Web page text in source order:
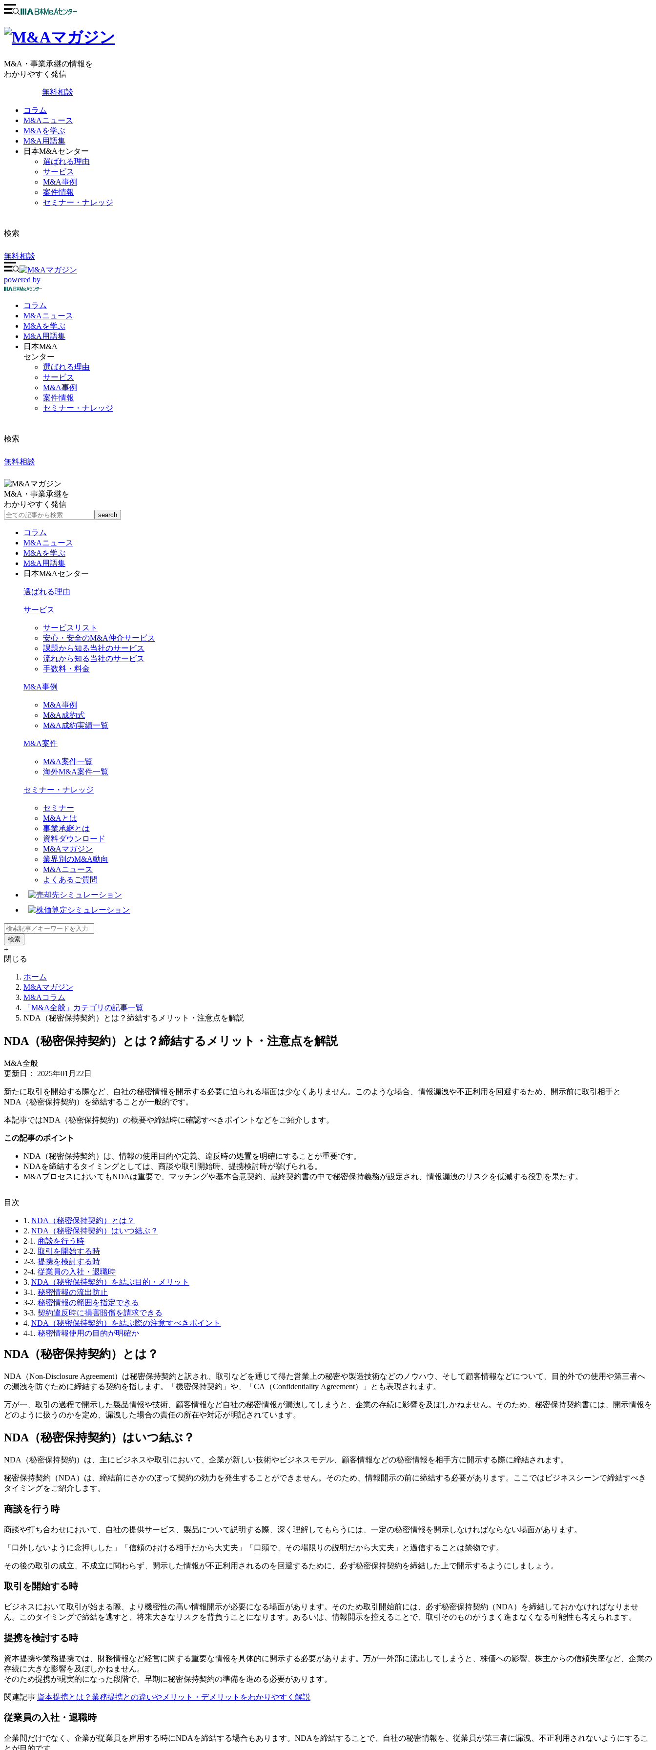
M&A・事業承継の情報を
わかりやすく発信
無料相談
コラム
M&Aニュース
M&Aを学ぶ
M&A用語集
日本M&Aセンター
選ばれる理由
サービス
M&A事例
案件情報
セミナー・ナレッジ
検索
無料相談
powered by
コラム
M&Aニュース
M&Aを学ぶ
M&A 用語集
日本M&A
センター
選ばれる理由
サービス
M&A事例
案件情報
セミナー・ナレッジ
検索
無料相談
M&A・事業承継を
わかりやすく発信
コラム
M&Aニュース
M&Aを学ぶ
M&A用語集
日本M&Aセンター
選ばれる理由
サービス
サービスリスト
安心・安全のM&A仲介サービス
課題から知る当社のサービス
流れから知る当社のサービス
手数料・料金
M&A事例
M&A事例
M&A成約式
M&A成約実績一覧
M&A案件
M&A案件一覧
海外M&A案件一覧
セミナー・ナレッジ
セミナー
M&Aとは
事業承継とは
資料ダウンロード
M&Aマガジン
業界別のM&A動向
M&Aニュース
よくあるご質問
+
閉じる
ホーム
M&Aマガジン
M&Aコラム
「M&A全般」カテゴリの記事一覧
NDA（秘密保持契約）とは？締結するメリット・注意点を解説
NDA（秘密保持契約）とは？締結するメリット・注意点を解説
M&A全般
更新日： 2025年01月22日
新たに取引を開始する際など、自社の秘密情報を開示する必要に迫られる場面は少なくありません。このような場合、情報漏洩や不正利用を回避するため、開示前に取引相手と
NDA（秘密保持契約）を締結することが一般的です。
本記事ではNDA（秘密保持契約）の概要や締結時に確認すべきポイントなどをご紹介します。
この記事のポイント
NDA（秘密保持契約）は、情報の使用目的や定義、違反時の処置を明確にすることが重要です。
NDAを締結するタイミングとしては、商談や取引開始時、提携検討時が挙げられる。
M&AプロセスにおいてもNDAは重要で、マッチングや基本合意契約、最終契約書の中で秘密保持義務が設定され、情報漏洩のリスクを低減する役割を果たす。
⽬次
1. NDA（秘密保持契約）とは？
2. NDA（秘密保持契約）はいつ結ぶ？
2-1. 商談を行う時
2-2. 取引を開始する時
2-3. 提携を検討する時
2-4. 従業員の入社・退職時
3. NDA（秘密保持契約）を結ぶ目的・メリット
3-1. 秘密情報の流出防止
3-2. 秘密情報の範囲を指定できる
3-3. 契約違反時に損害賠償を請求できる
4. NDA（秘密保持契約）を結ぶ際の注意すべきポイント
4-1. 秘密情報使用の目的が明確か
4-3.契約違反が生じた場合の対応が明確か
5.NDA（秘密保持契約）を結ぶ主な流れ
6.NDA（秘密保持契約）で定める主な事項
6-2.目的外利用の禁止
6-3.秘密情報の返還・破棄
6-5.その他の一般条項
M&AにおけるNDA（秘密保持契約）の重要性
7-1.マッチング
7-2.
基本合意契約
7-3.最終契約
8.NDA（秘密保持契約）は専門家の協力が不可欠
NDA（秘密保持契約）とは？
NDA（Non-Disclosure Agreement）は秘密保持契約と訳され、取引などを通じて得た営業上の秘密や製造技術などのノウハウ、そして顧客情報などについて、目的外での使用や第三者へ
の漏洩を防ぐために締結する契約を指します。「機密保持契約」や、「CA（Confidentiality Agreement）」とも表現されます。
万が一、取引の過程で開示した製品情報や技術、顧客情報など自社の秘密情報が漏洩してしまうと、企業の存続に影響を及ぼしかねません。そのため、秘密保持契約書には、開示情報を
どのように扱うのかを定め、漏洩した場合の責任の所在や対応が明記されています。
NDA（秘密保持契約）はいつ結ぶ？
NDA（秘密保持契約）は、主にビジネスや取引において、企業が新しい技術やビジネスモデル、顧客情報などの秘密情報を相手方に開示する際に締結されます。
秘密保持契約（NDA）は、締結前にさかのぼって契約の効力を発生することができません。そのため、情報開示の前に締結する必要があります。ここではビジネスシーンで締結すべき
タイミングをご紹介します。
商談を行う時
商談や打ち合わせにおいて、自社の提供サービス、製品について説明する際、深く理解してもらうには、一定の秘密情報を開示しなければならない場面があります。
「口外しないように念押しした」「信頼のおける相手だから大丈夫」「口頭で、その場限りの説明だから大丈夫」と過信することは禁物です。
その後の取引の成立、不成立に関わらず、開示した情報が不正利用されるのを回避するために、必ず秘密保持契約を締結した上で開示するようにしましょう。
取引を開始する時
ビジネスにおいて取引が始まる際、より機密性の高い情報開示が必要になる場面があります。そのため取引開始前には、必ず秘密保持契約（NDA）を締結しておかなければなりませ
ん。このタイミングで締結を逃すと、将来大きなリスクを背負うことになります。あるいは、情報開示を控えることで、取引そのものがうまく進まなくなる可能性も考えられます。
提携を検討する時
資本提携や業務提携では、財務情報など経営に関する重要な情報を具体的に開示する必要があります。万が一外部に流出してしまうと、株価への影響、株主からの信頼失墜など、企業の
存続に大きな影響を及ぼしかねません。
そのため提携が現実的になった段階で、早期に秘密保持契約の準備を進める必要があります。
関連記事 資本提携とは？業務提携との違いやメリット・デメリットをわかりやすく解説
従業員の入社・退職時
企業間だけでなく、企業が従業員を雇用する時にNDAを締結する場合もあります。NDAを締結することで、自社の秘密情報を、従業員が第三者に漏洩、不正利用されないようにするこ
とが目的です。